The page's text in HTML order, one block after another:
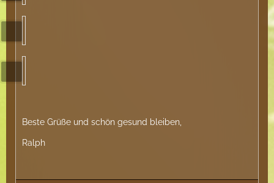
Beste Grüße und schön gesund bleiben,
Ralph